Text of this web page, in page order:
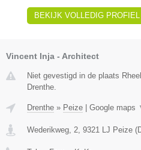
BEKIJK VOLLEDIG PROFIEL
Vincent Inja - Architect
Niet gevestigd in de plaats
Drenthe.
Drenthe » Peize Google maps
Wederikweg, 2 9321 LJ Peize (